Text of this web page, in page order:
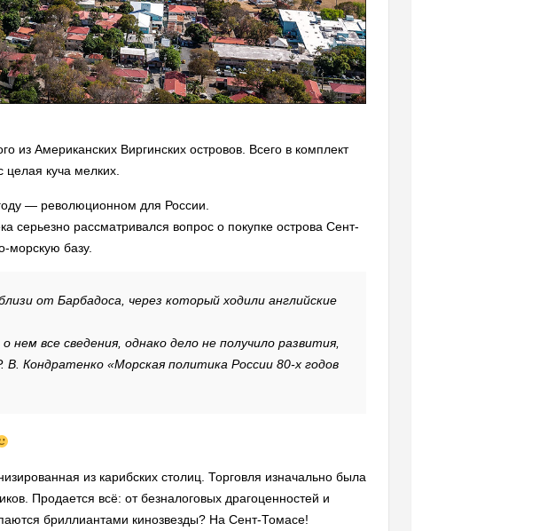
из Американских Виргинских островов. Всего в комплект
куча мелких.
— революционном для России.
серьезно рассматривался вопрос о покупке острова Сент-
морскую базу.
от Барбадоса, через который ходили английские
все сведения, однако дело не получило развития,
Кондратенко «Морская политика России 80-х годов
из карибских столиц. Торговля изначально была
Продается всё: от безналоговых драгоценностей и
бриллиантами кинозвезды? На Сент-Томасе!